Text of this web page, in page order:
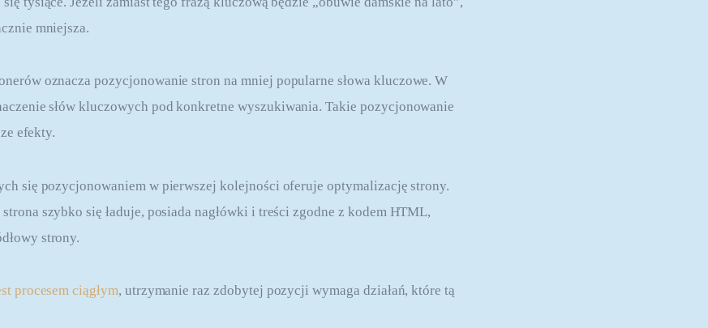
mniejsza.
oznacza pozycjonowanie stron na mniej popularne słowa kluczowe. W
słów kluczowych pod konkretne wyszukiwania. Takie pozycjonowanie
efekty.
się pozycjonowaniem w pierwszej kolejności oferuje optymalizację strony.
szybko się ładuje, posiada nagłówki i treści zgodne z kodem HTML,
strony.
procesem ciągłym, utrzymanie raz zdobytej pozycji wymaga działań, które tą